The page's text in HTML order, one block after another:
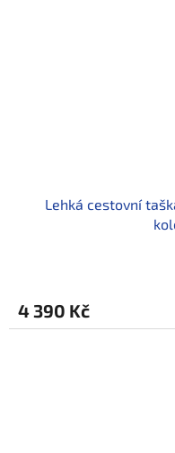
Lehká cestovní
4 390 Kč